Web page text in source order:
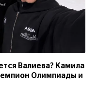
Валиева? Камила
Олимпиады и